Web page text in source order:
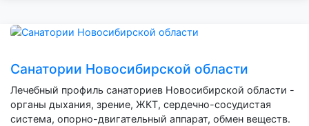
Санатории Новосибирской области
Лечебный профиль санаториев Новосибирской области -
органы дыхания, зрение, ЖКТ, сердечно-сосудистая
система, опорно-двигательный аппарат, обмен веществ.